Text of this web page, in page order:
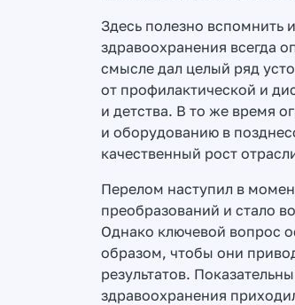
Здесь полезно вспомнить
здравоохранения всегда
смысле дал целый ряд
от профилактической и
и детства. В то же время
и оборудованию в
качественный рост
Перелом наступил в
преобразований и стало
Однако ключевой вопрос
образом, чтобы они
результатов.
здравоохранения